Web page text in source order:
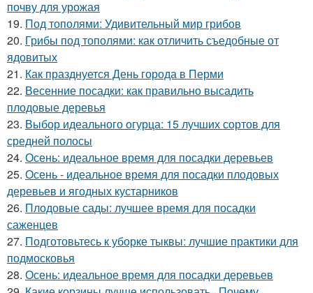
почву для урожая
19. Под тополями: Удивительный мир грибов
20. Грибы под тополями: как отличить съедобные от
ядовитых
21. Как празднуется День города в Перми
22. Весенние посадки: как правильно высадить
плодовые деревья
23. Выбор идеального огурца: 15 лучших сортов для
средней полосы
24. Осень: идеальное время для посадки деревьев
25. Осень - идеальное время для посадки плодовых
деревьев и ягодных кустарников
26. Плодовые сады: лучшее время для посадки
саженцев
27. Подготовьтесь к уборке тыквы: лучшие практики для
подмосковья
28. Осень: идеальное время для посадки деревьев